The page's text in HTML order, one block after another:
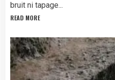
bruit ni tapage...
READ MORE